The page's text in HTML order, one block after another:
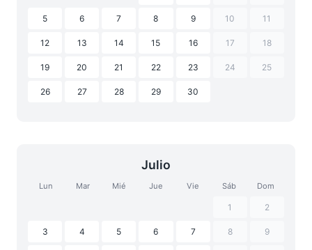
5 6 7 8 9 10 11
12 13 14 15 16 17 18
19 20 21 22 23 24 25
26 27 28 29 30
Julio
Lun Mar Mié Jue Vie Sáb Dom
1 2
3 4 5 6 7 8 9